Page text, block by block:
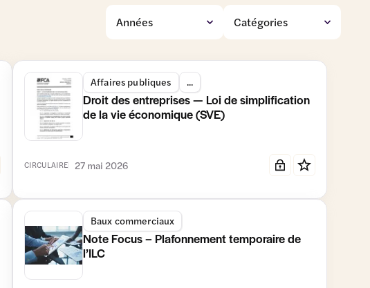
Affaires publiques ...
Droit des entreprises — Loi de simplification
de la vie économique (SVE)
CIRCULAIRE 27 mai 2026
Baux commerciaux
Note Focus – Plafonnement temporaire de
l’ILC